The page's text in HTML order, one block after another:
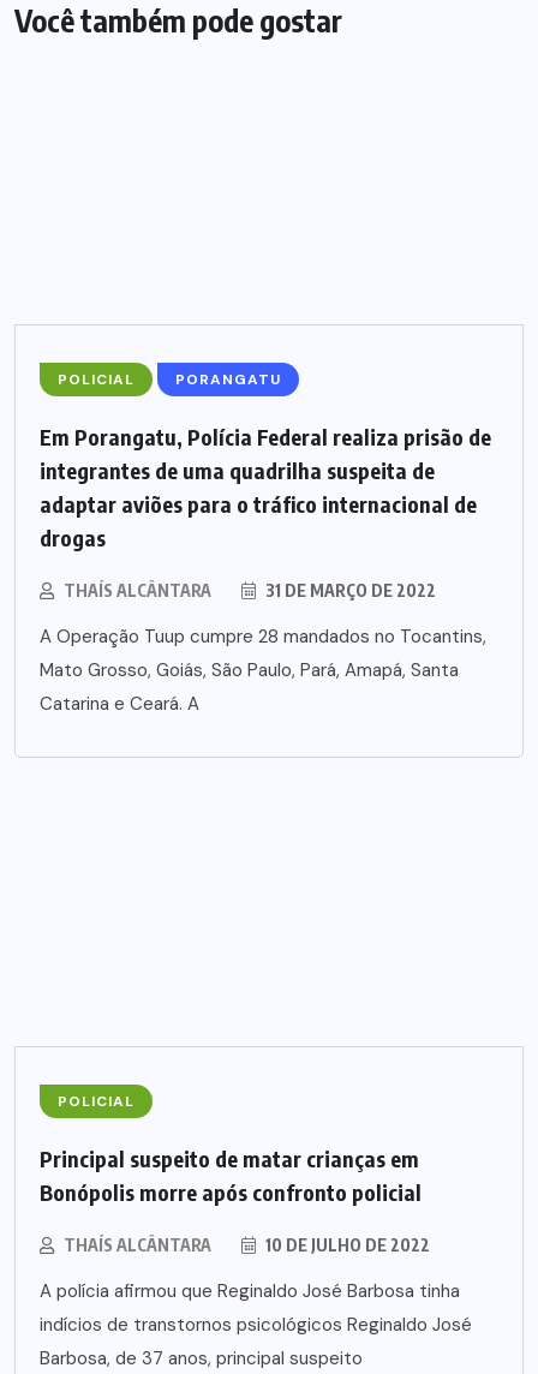
Você também pode gostar
POLICIAL PORANGATU
Em Porangatu, Polícia Federal realiza prisão de
integrantes de uma quadrilha suspeita de
adaptar aviões para o tráfico internacional de
drogas
THAÍS ALCÂNTARA 31 DE MARÇO DE 2022
A Operação Tuup cumpre 28 mandados no Tocantins,
Mato Grosso, Goiás, São Paulo, Pará, Amapá, Santa
Catarina e Ceará. A
POLICIAL
Principal suspeito de matar crianças em
Bonópolis morre após confronto policial
THAÍS ALCÂNTARA 10 DE JULHO DE 2022
A polícia afirmou que Reginaldo José Barbosa tinha
indícios de transtornos psicológicos Reginaldo José
Barbosa, de 37 anos, principal suspeito